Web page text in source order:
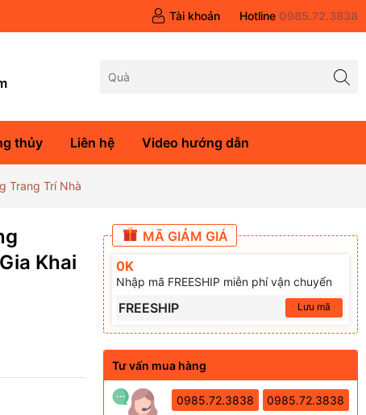
Tài khoản Hotline 0985.72.3838
thủy Liên hệ Video hướng dẫn
Trang Trí Nhà
Khai
MÃ GIẢM GIÁ
0K
Nhập mã FREESHIP miễn phí vận chuyển
FREESHIP Lưu mã
Tư vấn mua hàng
0985.72.3838 0985.72.3838